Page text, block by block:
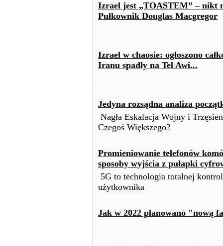
Izrael jest „TOASTEM” – nikt
Pułkownik Douglas Macgregor
Izrael w chaosie: ogłoszono
Iranu spadły na Tel Awi...
Jedyna rozsądna analiza
Nagła Eskalacja Wojny i
Czegoś Większego?
Promieniowanie telefonów
sposoby wyjścia z pułapki
5G to technologia totalnej
użytkownika
Jak w 2022 planowano "nową